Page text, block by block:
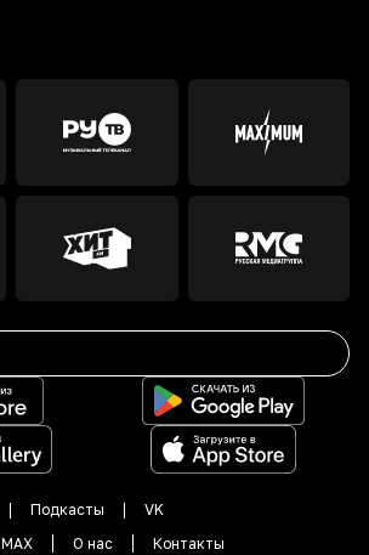
Подкасты
VK
MAX О нас
Контакты